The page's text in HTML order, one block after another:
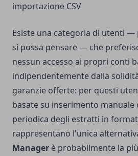
importazione CSV
Esiste una categoria di utenti —
si possa pensare — che
nessun accesso ai propri conti
indipendentemente dalla
garanzie offerte: per questi
basate su inserimento
periodica degli estratti in
rappresentano l'unica
Manager è probabilmente la